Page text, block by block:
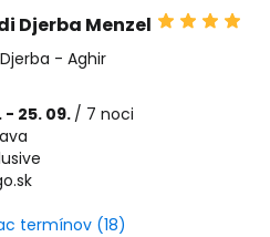
Djerba Menzel
Djerba - Aghir
- 25. 09./ 7 noci
termínov (18)